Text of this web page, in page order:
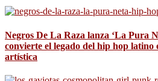
Negros De La Raza lanza ‘La Pura
convierte el legado del hip hop latino
artística